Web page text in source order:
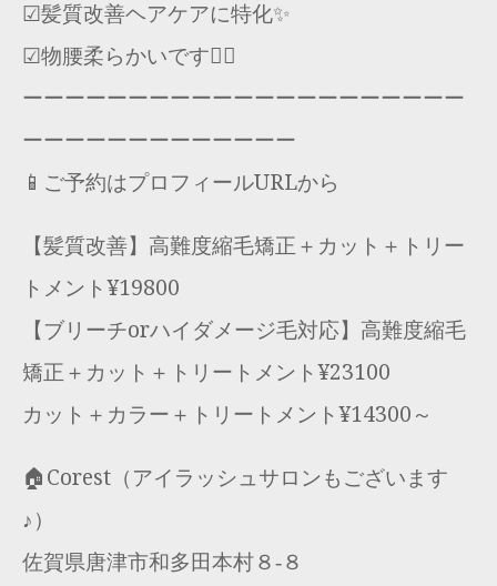
☑︎髪質改善ヘアケアに特化✨
☑︎物腰柔らかいです🙇‍♂️
ーーーーーーーーーーーーーーーーーーーーー
ーーーーーーーーーーーーー
📱ご予約はプロフィールURLから
【髪質改善】高難度縮毛矯正＋カット＋トリー
トメント¥19800
【ブリーチorハイダメージ毛対応】高難度縮毛
矯正＋カット＋トリートメント¥23100
カット＋カラー＋トリートメント¥14300～
🏠Corest（アイラッシュサロンもございます
♪）
佐賀県唐津市和多田本村８‐８